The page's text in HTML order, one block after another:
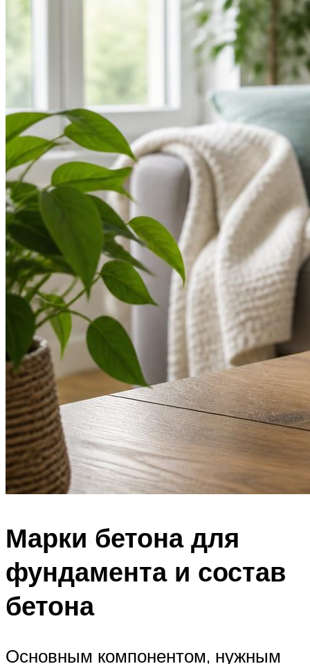
Марки бетона для
фундамента и состав
бетона
Основным компонентом, нужным